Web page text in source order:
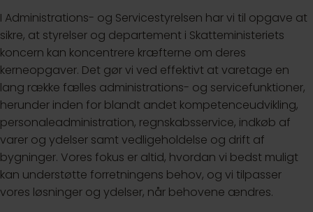
I Administrations- og Servicestyrelsen har vi til opgave at
sikre, at styrelser og departement i Skatteministeriets
koncern kan koncentrere kræfterne om deres
kerneopgaver. Det gør vi ved effektivt at varetage en
lang række fælles administrations- og servicefunktioner,
herunder inden for blandt andet kompetenceudvikling,
personaleadministration, regnskabsservice, indkøb af
varer og ydelser samt vedligeholdelse og drift af
bygninger. Vores fokus er altid, hvordan vi bedst muligt
kan understøtte forretningens behov, og vi tilpasser
vores løsninger og ydelser, når behovene ændres.